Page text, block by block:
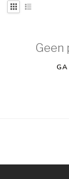
Geen